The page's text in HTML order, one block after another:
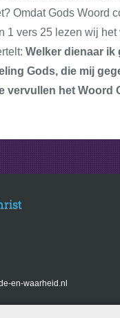
Omdat Gods Woord
1 vers 25 lezen wij
Welker dienaar ik
Gods, die mij
vervullen het Woord
en-waarheid.nl